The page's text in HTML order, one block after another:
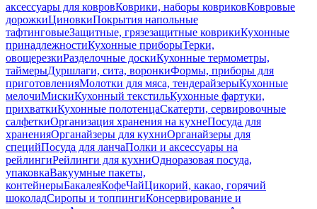
аксессуары для ковровКоврики, наборы ковриковКовровые
дорожкиЦиновкиПокрытия напольные
тафтинговыеЗащитные, грязезащитные коврикиКухонные
принадлежностиКухонные приборыТерки,
овощерезкиРазделочные доскиКухонные термометры,
таймерыДуршлаги, сита, воронкиФормы, приборы для
приготовленияМолотки для мяса, тендерайзерыКухонные
мелочиМискиКухонный текстильКухонные фартуки,
прихваткиКухонные полотенцаСкатерти, сервировочные
салфеткиОрганизация хранения на кухнеПосуда для
храненияОрганайзеры для кухниОрганайзеры для
специйПосуда для ланчаПолки и аксессуары на
рейлингиРейлинги для кухниОдноразовая посуда,
упаковкаВакуумные пакеты,
контейнерыБакалеяКофеЧайЦикорий, какао, горячий
шоколадСиропы и топпингиКонсервирование и